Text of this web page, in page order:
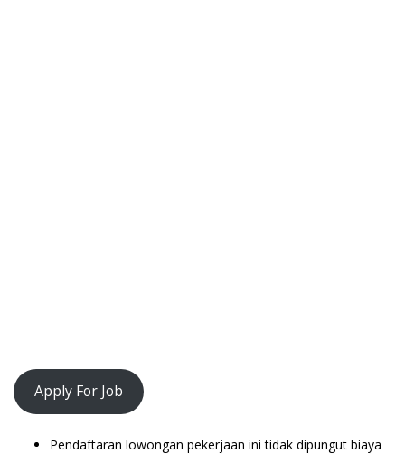
Apply For Job
Pendaftaran lowongan pekerjaan ini tidak dipungut biaya